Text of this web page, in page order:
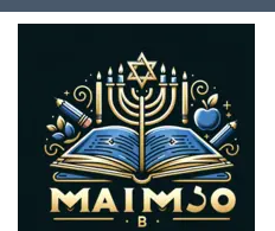
Aller
(Pressez
Entrée)